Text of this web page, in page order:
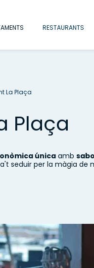
RESTAURANTS
La Plaça
Plaça
única amb
seduir per la màgia de